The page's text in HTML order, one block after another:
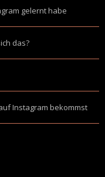
gelernt habe
das?
Instagram bekommst